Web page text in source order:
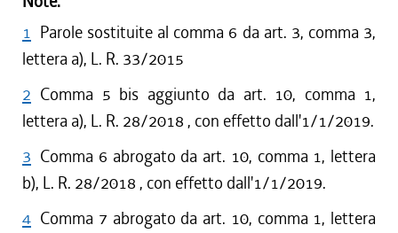
1 Parole sostituite al comma 6 da art. 3, comma 3,
lettera a), L. R. 33/2015
2 Comma 5 bis aggiunto da art. 10, comma 1,
lettera a), L. R. 28/2018 , con effetto dall'1/1/2019.
3 Comma 6 abrogato da art. 10, comma 1, lettera
b), L. R. 28/2018 , con effetto dall'1/1/2019.
4 Comma 7 abrogato da art. 10, comma 1, lettera